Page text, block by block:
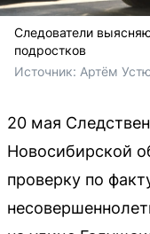
Следователи
подростков
Источник: Артём
20 мая
Новосибирской
проверку по